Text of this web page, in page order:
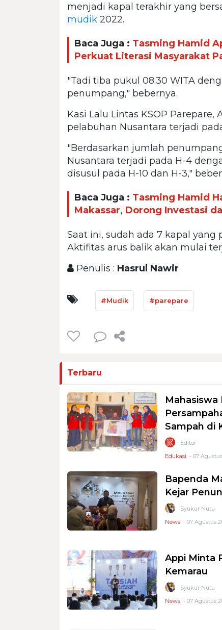
menjadi kapal terakhir yang
mudik 2022.
Baca Juga : Tasming Hamid
Perkuat Literasi Masyarakat
"Tadi tiba pukul 08.30 WITA
penumpang," bebernya.
Kasi Lalu Lintas KSOP
pelabuhan Nusantara terjadi
"Berdasarkan jumlah
Nusantara terjadi pada H-4
disusul pada H-10 dan H-3,"
Baca Juga : Tasming Hamid
Makassar, Dorong Investasi
Saat ini, sudah ada 7 kapal yang
Aktifitas arus balik akan mulai
Penulis : Hasrul Nawir
#Mudik #parepare
Terbaru
Mahasiswa
Sampah di
Editor
Edukasi - 07
Bapenda
Kejar
Syukur Nutu
News - 07 Agustus
Appi Minta
Kemarau
Syukur Nutu
News - 07 Agustus